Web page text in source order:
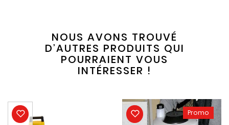
NOUS AVONS TROUVÉ
D’AUTRES PRODUITS QUI
POURRAIENT VOUS
INTÉRESSER !
Promo